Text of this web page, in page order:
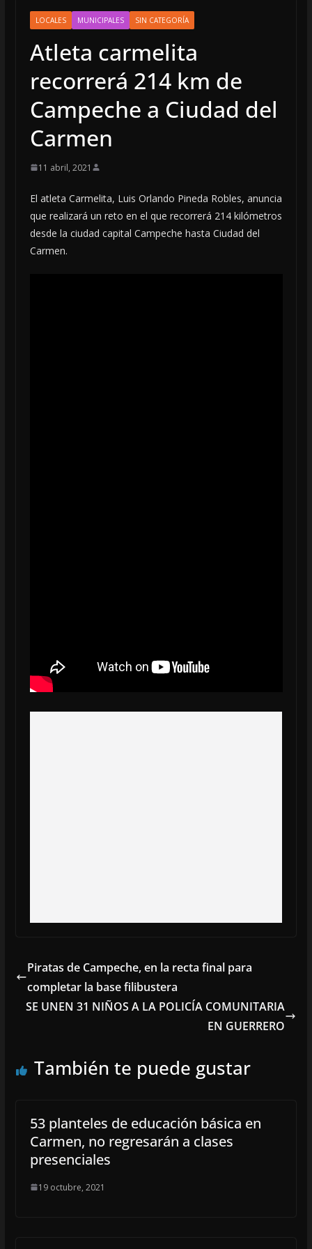
LOCALES MUNICIPALES SIN CATEGORÍA
Atleta carmelita
recorrerá 214 km de
Campeche a Ciudad del
Carmen
11 abril, 2021
El atleta Carmelita, Luis Orlando Pineda Robles, anuncia
que realizará un reto en el que recorrerá 214 kilómetros
desde la ciudad capital Campeche hasta Ciudad del
Carmen.
Piratas de Campeche, en la recta final para
completar la base filibustera
SE UNEN 31 NIÑOS A LA POLICÍA COMUNITARIA
EN GUERRERO
También te puede gustar
53 planteles de educación básica en
Carmen, no regresarán a clases
presenciales
19 octubre, 2021